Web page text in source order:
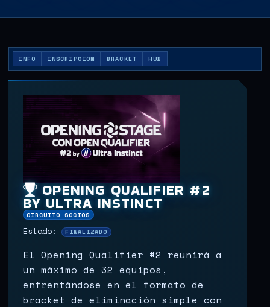
INFO INSCRIPCION BRACKET HUB
OPENING QUALIFIER #2
BY ULTRA INSTINCT
CIRCUITO SOCIOS
Estado: FINALIZADO
El Opening Qualifier #2 reunirá a
un máximo de 32 equipos,
enfrentándose en el formato de
bracket de eliminación simple con